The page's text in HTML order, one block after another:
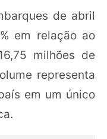
de abril
em relação ao
milhões de
representa
em um único